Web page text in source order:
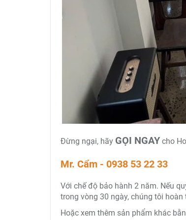
Đừng ngại, hãy GỌI NGAY cho
Mr. Cẩm - 0938 53 22 33
Với chế độ bảo hành 2 năm. Nếu
trong vòng 30 ngày, chúng tôi
Hoặc xem thêm sản phẩm khác